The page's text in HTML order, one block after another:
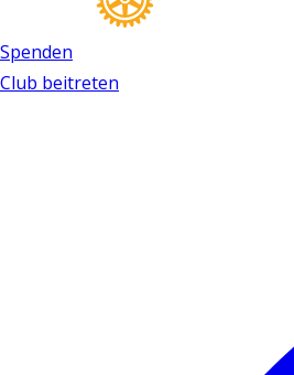
Spenden
Club beitreten